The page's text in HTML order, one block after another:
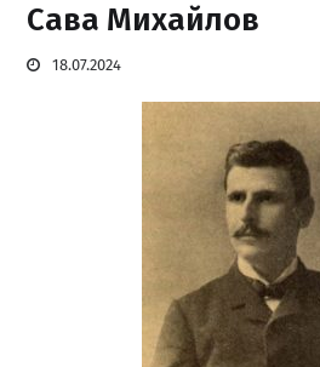
Сава Михайлов
18.07.2024